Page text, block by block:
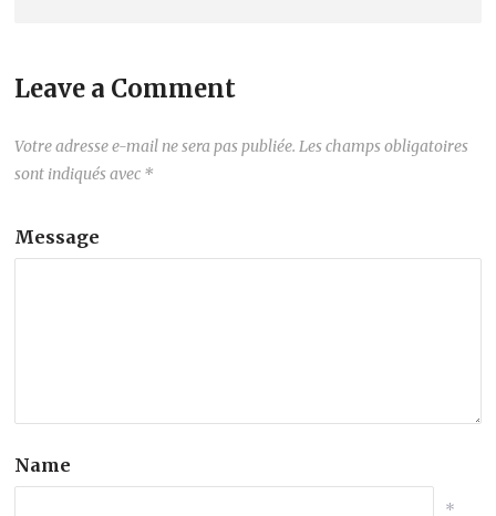
Leave a Comment
Votre adresse e-mail ne sera pas publiée. Les champs obligatoires
sont indiqués avec *
Message
Name
*